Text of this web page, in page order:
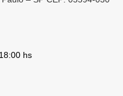
hs